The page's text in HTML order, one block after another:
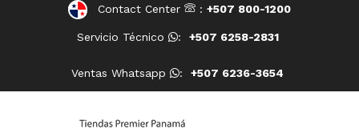
Contact Center : +507 800-1200
Servicio Técnico : +507 6258-2831
Ventas Whatsapp : +507 6236-3654